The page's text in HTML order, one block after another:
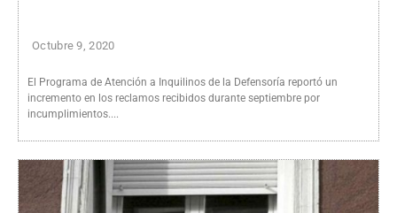
Octubre 9, 2020
El Programa de Atención a Inquilinos de la Defensoría reportó un
incremento en los reclamos recibidos durante septiembre por
incumplimientos....